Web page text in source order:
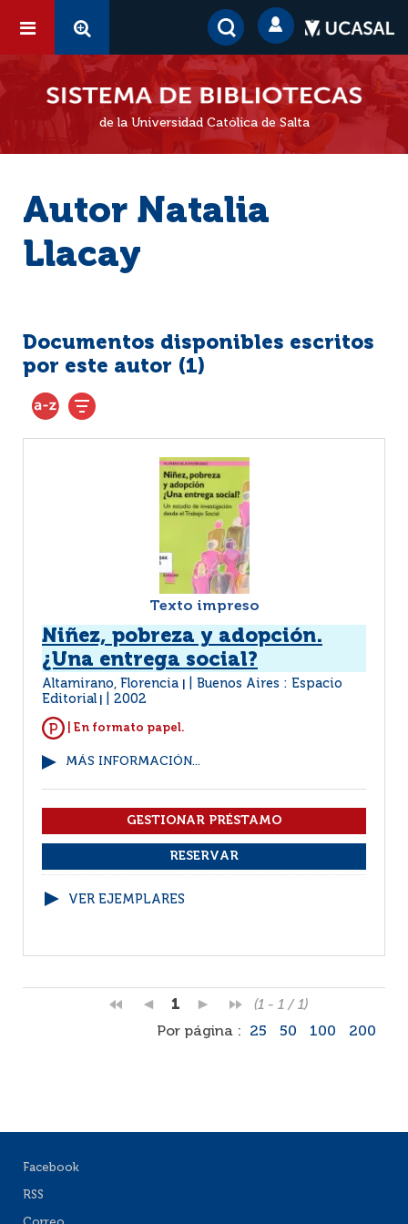
de la Universidad Católica de Salta
Autor Natalia
Llacay
Documentos disponibles escritos
por este autor (1)
Texto impreso
Niñez, pobreza y adopción.
¿Una entrega social?
Altamirano, Florencia
Buenos Aires : Espacio
Editorial
2002
| En formato papel.
MÁS INFORMACIÓN...
VER EJEMPLARES
1
(1 - 1 / 1)
Por página :
25 50 100 200
Facebook
RSS